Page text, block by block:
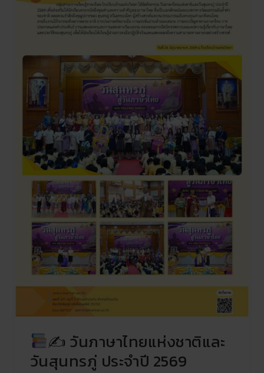
✍ วันภาษาไทยแห่งชาติและ
วันสุนทรภู่ ประจำปี 2569
แห่ง
ชาติ
และ
วัน
ภู่
ประจำ
ปี
2569